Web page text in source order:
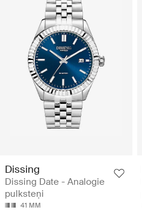
Dissing
Dissing Date - Analogie
pulksteņi
41 MM